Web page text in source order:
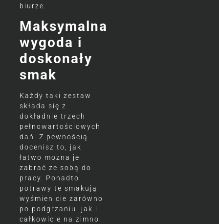
biurze.
Maksymalna
wygoda i
doskonały
smak
Każdy taki zestaw
składa się z
dokładnie trzech
pełnowartościowych
dań. Z pewnością
docenisz to, jak
łatwo można je
zabrać ze sobą do
pracy. Ponadto
potrawy te smakują
wyśmienicie zarówno
po podgrzaniu, jak i
całkowicie na zimno.